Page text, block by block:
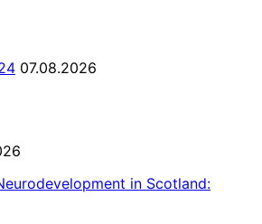
07.08.2026
in Scotland: